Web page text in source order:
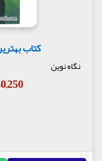
کتاب
نگاه نوین
140,250